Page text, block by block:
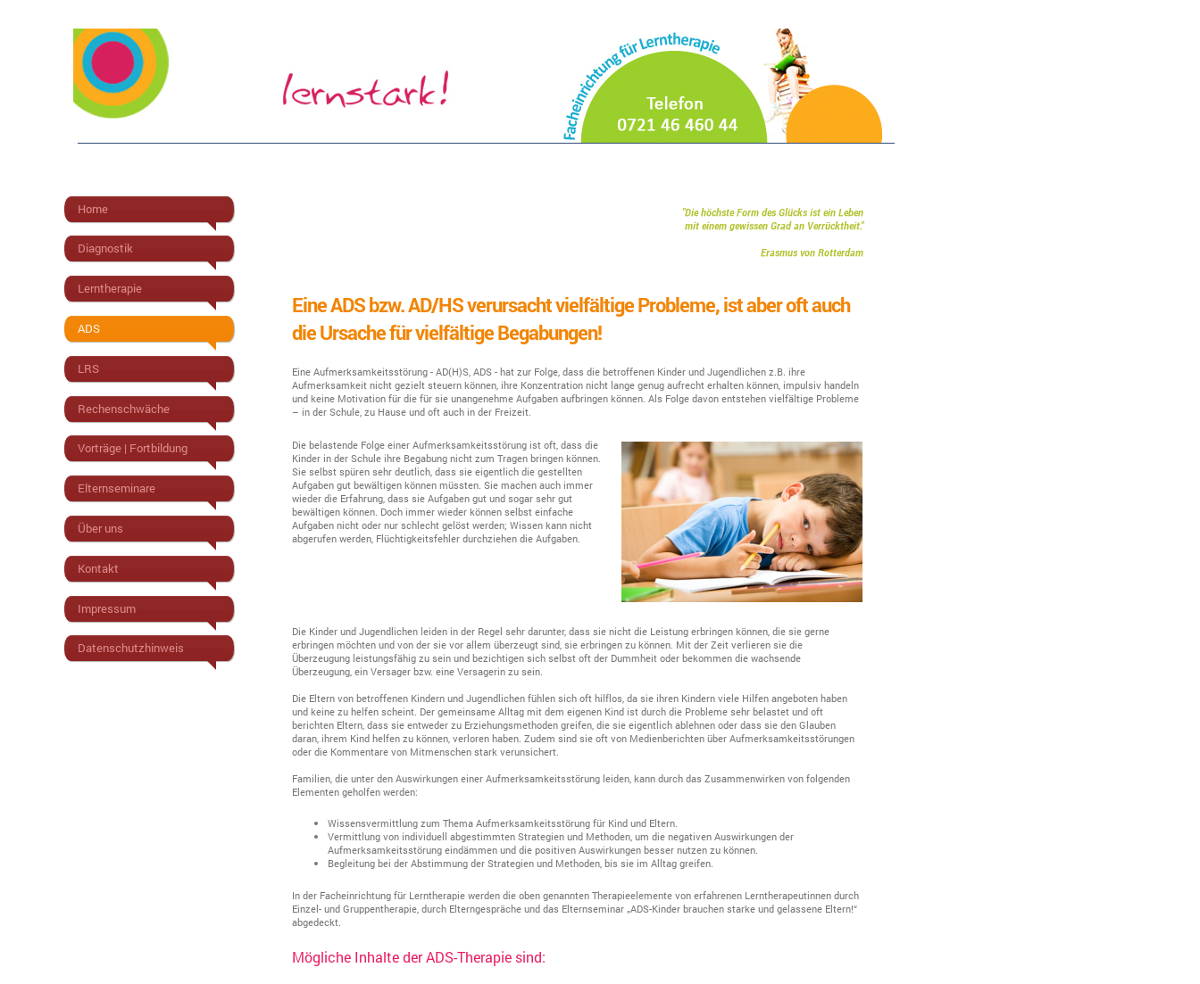
Home
Diagnostik
Lerntherapie
ADS
LRS
Rechenschwäche
Vorträge | Fortbildung
Elternseminare
Über uns
Kontakt
Impressum
Datenschutzhinweis
"Die höchste Form des Glücks ist ein Leben
mit einem gewissen Grad an Verrücktheit."
Erasmus von Rotterdam
Eine ADS bzw. AD/HS verursacht vielfältige Probleme, ist aber oft auch
die Ursache für vielfältige Begabungen!
Eine Aufmerksamkeitsstörung - AD(H)S, ADS - hat zur Folge, dass die betroffenen Kinder und Jugendlichen z.B. ihre
Aufmerksamkeit nicht gezielt steuern können, ihre Konzentration nicht lange genug aufrecht erhalten können, impulsiv handeln
und keine Motivation für die für sie unangenehme Aufgaben aufbringen können. Als Folge davon entstehen vielfältige Probleme
– in der Schule, zu Hause und oft auch in der Freizeit.
Die belastende Folge einer Aufmerksamkeitsstörung ist oft, dass die
Kinder in der Schule ihre Begabung nicht zum Tragen bringen können.
Sie selbst spüren sehr deutlich, dass sie eigentlich die gestellten
Aufgaben gut bewältigen können müssten. Sie machen auch immer
wieder die Erfahrung, dass sie Aufgaben gut und sogar sehr gut
bewältigen können. Doch immer wieder können selbst einfache
Aufgaben nicht oder nur schlecht gelöst werden; Wissen kann nicht
abgerufen werden, Flüchtigkeitsfehler durchziehen die Aufgaben.
Die Kinder und Jugendlichen leiden in der Regel sehr darunter, dass sie nicht die Leistung erbringen können, die sie gerne
erbringen möchten und von der sie vor allem überzeugt sind, sie erbringen zu können. Mit der Zeit verlieren sie die
Überzeugung leistungsfähig zu sein und bezichtigen sich selbst oft der Dummheit oder bekommen die wachsende
Überzeugung, ein Versager bzw. eine Versagerin zu sein.
Die Eltern von betroffenen Kindern und Jugendlichen fühlen sich oft hilflos, da sie ihren Kindern viele Hilfen angeboten haben
und keine zu helfen scheint. Der gemeinsame Alltag mit dem eigenen Kind ist durch die Probleme sehr belastet und oft
berichten Eltern, dass sie entweder zu Erziehungsmethoden greifen, die sie eigentlich ablehnen oder dass sie den Glauben
daran, ihrem Kind helfen zu können, verloren haben. Zudem sind sie oft von Medienberichten über Aufmerksamkeitsstörungen
oder die Kommentare von Mitmenschen stark verunsichert.
Familien, die unter den Auswirkungen einer Aufmerksamkeitsstörung leiden, kann durch das Zusammenwirken von folgenden
Elementen geholfen werden:
Wissensvermittlung zum Thema Aufmerksamkeitsstörung für Kind und Eltern.
Vermittlung von individuell abgestimmten Strategien und Methoden, um die negativen Auswirkungen der
Aufmerksamkeitsstörung eindämmen und die positiven Auswirkungen besser nutzen zu können.
Begleitung bei der Abstimmung der Strategien und Methoden, bis sie im Alltag greifen.
In der Facheinrichtung für Lerntherapie werden die oben genannten Therapieelemente von erfahrenen Lerntherapeutinnen durch
Einzel- und Gruppentherapie, durch Elterngespräche und das Elternseminar „ADS-Kinder brauchen starke und gelassene Eltern!“
abgedeckt.
Mögliche Inhalte der ADS-Therapie sind: